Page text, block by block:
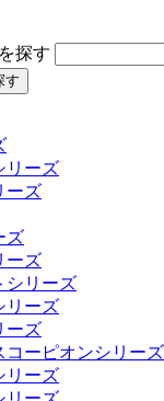
探す
す
リーズ
ーズ
ズ
ーズ
シリーズ
リーズ
ーズ
コーピオンシリーズ
リーズ